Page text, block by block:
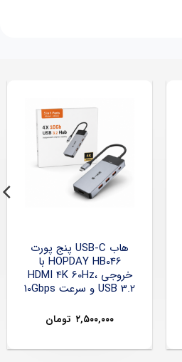
هاب USB-C پنج پورت
HOPDAY HB046 با
خروجی HDMI 4K 60Hz،
USB 3.2 و سرعت 10Gbps
۲,۵۰۰,۰۰۰ تومان